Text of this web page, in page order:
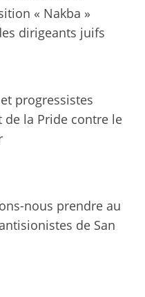
« Nakba »
dirigeants juifs
progressistes
la Pride contre le
nous prendre au
de San